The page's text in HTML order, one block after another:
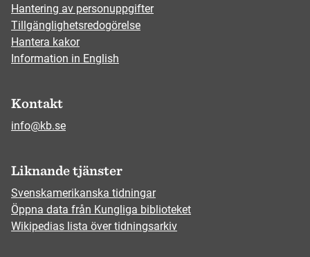
Hantering av personuppgifter
Tillgänglighetsredogörelse
Hantera kakor
Information in English
Kontakt
info@kb.se
Liknande tjänster
Svenskamerikanska tidningar
Öppna data från Kungliga biblioteket
Wikipedias lista över tidningsarkiv